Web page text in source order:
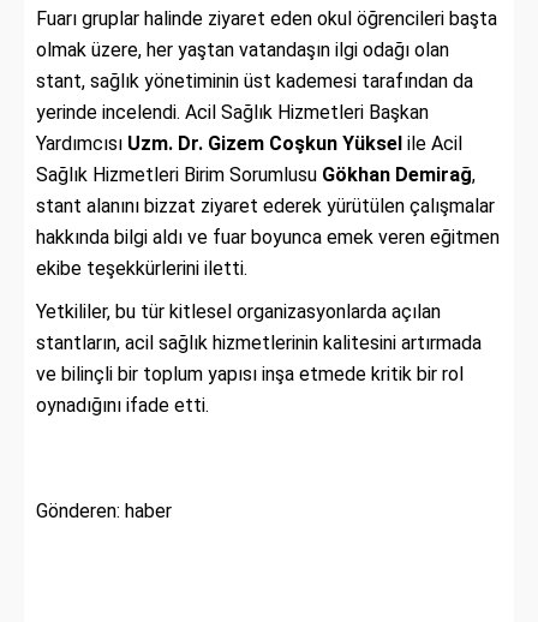
Fuarı gruplar halinde ziyaret eden okul öğrencileri başta
olmak üzere, her yaştan vatandaşın ilgi odağı olan
stant, sağlık yönetiminin üst kademesi tarafından da
yerinde incelendi. Acil Sağlık Hizmetleri Başkan
Yardımcısı Uzm. Dr. Gizem Coşkun Yüksel ile Acil
Sağlık Hizmetleri Birim Sorumlusu Gökhan Demirağ,
stant alanını bizzat ziyaret ederek yürütülen çalışmalar
hakkında bilgi aldı ve fuar boyunca emek veren eğitmen
ekibe teşekkürlerini iletti.
Yetkililer, bu tür kitlesel organizasyonlarda açılan
stantların, acil sağlık hizmetlerinin kalitesini artırmada
ve bilinçli bir toplum yapısı inşa etmede kritik bir rol
oynadığını ifade etti.
Gönderen: haber